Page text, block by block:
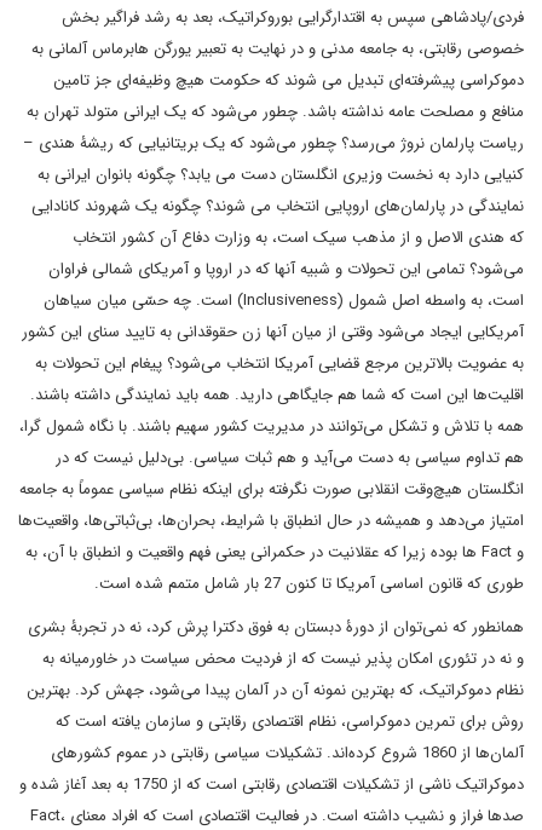
فردی/پادشاهی سپس به اقتدارگرایی بوروکراتیک، بعد به رشد فراگیر بخش
خصوصی رقابتی، به جامعه مدنی و در نهایت به تعبیر یورگن هابرماس آلمانی به
دموکراسی پیشرفته‌ای تبدیل می شوند که حکومت هیچ وظیفه‌ای جز تامین
منافع و مصلحت عامه نداشته باشد. چطور می‌شود که یک ایرانی متولد تهران به
ریاست پارلمان نروژ می‌رسد؟ چطور می‌شود که یک بریتانیایی که ریشۀ هندی –
کنیایی دارد به نخست وزیری انگلستان دست می یابد؟ چگونه بانوان ایرانی به
نمایندگی در پارلمان‌های اروپایی انتخاب می شوند؟ چگونه یک شهروند کانادایی
که هندی الاصل و از مذهب سیک است، به وزارت دفاع آن کشور انتخاب
می‌شود؟ تمامی این تحولات و شبیه آنها که در اروپا و آمریکای شمالی فراوان
است، به واسطه اصل شمول (Inclusiveness) است. چه حسّی میان سیاهان
آمریکایی ایجاد می‌شود وقتی از میان آنها زن حقوقدانی به تایید سنای این کشور
به عضویت بالاترین مرجع قضایی آمریکا انتخاب می‌شود؟ پیغام این تحولات به
اقلیت‌ها این است که شما هم جایگاهی دارید. همه باید نمایندگی داشته باشند.
همه با تلاش و تشکل می‌توانند در مدیریت کشور سهیم باشند. با نگاه شمول گرا،
هم تداوم سیاسی به دست می‌آید و هم ثبات سیاسی. بی‌دلیل نیست که در
انگلستان هیچ‌وقت انقلابی صورت نگرفته برای اینکه نظام سیاسی عموماً به جامعه
امتیاز می‌دهد و همیشه در حال انطباق با شرایط، بحران‌ها، بی‌ثباتی‌ها، واقعیت‌ها
و Fact ها بوده زیرا که عقلانیت در حکمرانی یعنی فهم واقعیت و انطباق با آن، به
طوری که قانون اساسی آمریکا تا کنون 27 بار شامل متمم شده است.
همانطور که نمی‌توان از دورۀ دبستان به فوق دکترا پرش کرد، نه در تجربۀ بشری
و نه در تئوری امکان پذیر نیست که از فردیت محض سیاست در خاورمیانه به
نظام دموکراتیک، که بهترین نمونه آن در آلمان پیدا می‌شود، جهش کرد. بهترین
روش برای تمرین دموکراسی، نظام اقتصادی رقابتی و سازمان یافته است که
آلمان‌ها از 1860 شروع کرده‌اند. تشکیلات سیاسی رقابتی در عموم کشورهای
دموکراتیک ناشی از تشکیلات اقتصادی رقابتی است که از 1750 به بعد آغاز شده و
صدها فراز و نشیب داشته است. در فعالیت اقتصادی است که افراد معنای Fact،